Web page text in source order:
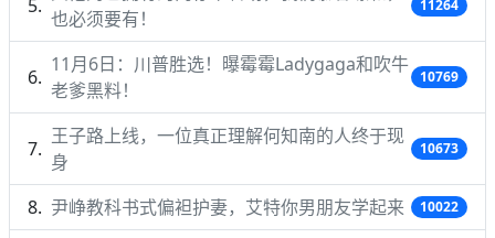
也必须要有！
11264
11月6日：川普胜选！曝霉霉Ladygaga和吹牛
老爹黑料！
10769
王子路上线，一位真正理解何知南的人终于现
身
10673
尹峥教科书式偏袒护妻，艾特你男朋友学起来 10022